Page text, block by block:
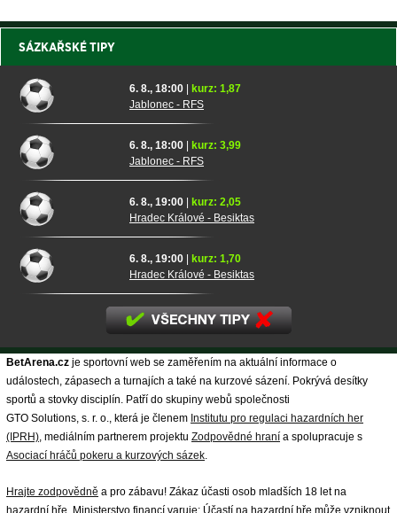
SÁZKAŘSKÉ TIPY
6. 8., 18:00
kurz: 1,87
Jablonec - RFS
6. 8., 18:00
kurz: 3,99
Jablonec - RFS
6. 8., 19:00
kurz: 2,05
Hradec Králové - Besiktas
6. 8., 19:00
kurz: 1,70
Hradec Králové - Besiktas
BetArena.cz je sportovní web se zaměřením na aktuální informace o
událostech, zápasech a turnajích a také na kurzové sázení. Pokrývá desítky
sportů a stovky disciplín. Patří do skupiny webů společnosti
GTO Solutions, s. r. o., která je členem Institutu pro regulaci hazardních her
(IPRH), mediálním partnerem projektu Zodpovědné hraní a spolupracuje s
Asociací hráčů pokeru a kurzových sázek.
Hrajte zodpovědně a pro zábavu! Zákaz účasti osob mladších 18 let na
hazardní hře. Ministerstvo financí varuje: Účastí na hazardní hře může vzniknout